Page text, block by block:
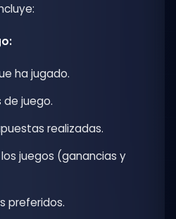
ha jugado.
de juego.
realizadas.
juegos (ganancias y
preferidos.